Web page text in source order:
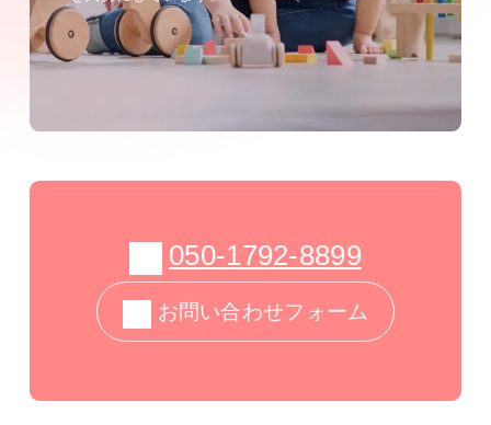
050-1792-8899
お問い合わせフォーム